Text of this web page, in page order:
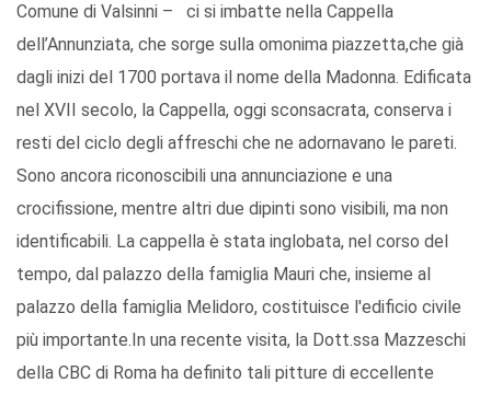
Comune di Valsinni – ci si imbatte nella Cappella
dell’Annunziata, che sorge sulla omonima piazzetta,che già
dagli inizi del 1700 portava il nome della Madonna. Edificata
nel XVII secolo, la Cappella, oggi sconsacrata, conserva i
resti del ciclo degli affreschi che ne adornavano le pareti.
Sono ancora riconoscibili una annunciazione e una
crocifissione, mentre altri due dipinti sono visibili, ma non
identificabili. La cappella è stata inglobata, nel corso del
tempo, dal palazzo della famiglia Mauri che, insieme al
palazzo della famiglia Melidoro, costituisce l'edificio civile
più importante.In una recente visita, la Dott.ssa Mazzeschi
della CBC di Roma ha definito tali pitture di eccellente